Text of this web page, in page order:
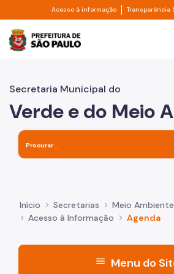
Pular para o Conteúdo principal
Acesso à informação Divisor de
Transparência
Prefeitura de
Secretaria Municipal do
Verde e do Meio
Início Secretarias
Meio Ambiente
Acesso à Informação
Agenda
menu Menu do